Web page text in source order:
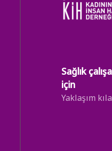
Sağlık
için
Yaklaşım